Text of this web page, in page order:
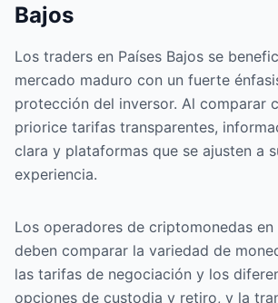
Bajos
Los traders en Países Bajos se
mercado maduro con un fuerte
protección del inversor. Al comparar
priorice tarifas transparentes,
clara y plataformas que se ajusten a
experiencia.
Los operadores de criptomonedas en
deben comparar la variedad de
las tarifas de negociación y los
opciones de custodia y retiro, y la